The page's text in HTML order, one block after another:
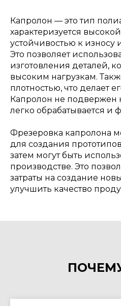
Капролон — это тип
характеризуется
устойчивостью к износу
Это позволяет
изготовления деталей,
высоким нагрузкам.
плотностью, что делает
Капролон не подвержен
легко обрабатывается и
Фрезеровка капролона
для создания
затем могут быть
производстве. Это
затраты на создание
улучшить качество